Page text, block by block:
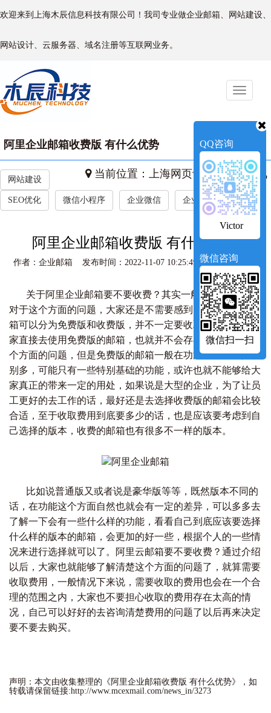
欢迎来到上海木辰信息科技有限公司！我司专业做企业邮箱、网站建设、
网站设计、云服务器、域名注册等互联网业务。
Toggle
阿里企业邮箱收费版 有什么优势
当前位置： 上海网页设计->新闻资讯
网站建设
SEO优化 微信小程序 企业微信 企业新闻
阿里企业邮箱收费版 有什么优势
作者：企业邮箱 发布时间：2022-11-07 10:25:49 访问量：1007
关于阿里企业邮箱要不要收费？其实一般情况下来说，
对于这个方面的问题，大家还是不需要感到太过忧虑的，邮
箱可以分为免费版和收费版，并不一定要收取费用，如果大
家直接去使用免费版的邮箱，也就并不会存在费用的收取这
个方面的问题，但是免费版的邮箱一般在功能方面并不是特
别多，可能只有一些特别基础的功能，或许也就不能够给大
家真正的带来一定的用处，如果说是大型的企业，为了让员
工更好的去工作的话，最好还是去选择收费版的邮箱会比较
合适，至于收取费用到底要多少的话，也是应该要考虑到自
己选择的版本，收费的邮箱也有很多不一样的版本。
比如说普通版又或者说是豪华版等等，既然版本不同的
话，在功能这个方面自然也就会有一定的差异，可以多多去
了解一下会有一些什么样的功能，看看自己到底应该要选择
什么样的版本的邮箱，会更加的好一些，根据个人的一些情
况来进行选择就可以了。
阿里云邮箱要不要收费？通过介绍
以后，大家也就能够了解清楚这个方面的问题了，就算需要
收取费用，一般情况下来说，需要收取的费用也会在一个合
理的范围之内，大家也不要担心收取的费用存在太高的情
况，自己可以好好的去咨询清楚费用的问题了以后再来决定
要不要去购买。
声明：本文由收集整理的《阿里企业邮箱收费版 有什么优势》，如
转载请保留链接:http://www.mcexmail.com/news_in/3273
QQ咨询
Victor
微信咨询
微信扫一扫